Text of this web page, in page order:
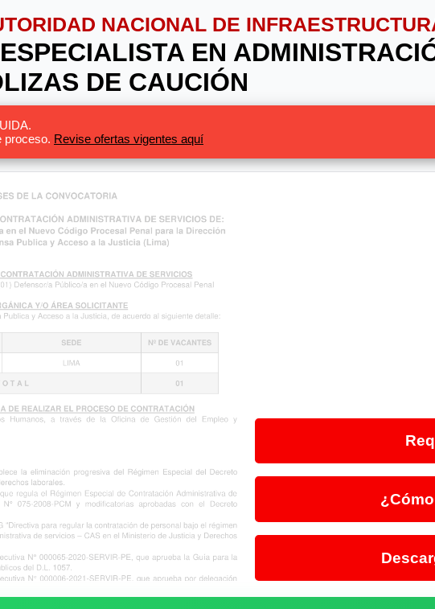
NACIONAL DE
EN
DE CAUCIÓN
proceso. Revise ofertas vigentes aquí